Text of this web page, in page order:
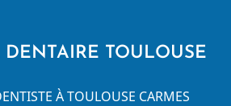
DENTAIRE TOULOUSE
À TOULOUSE CARMES